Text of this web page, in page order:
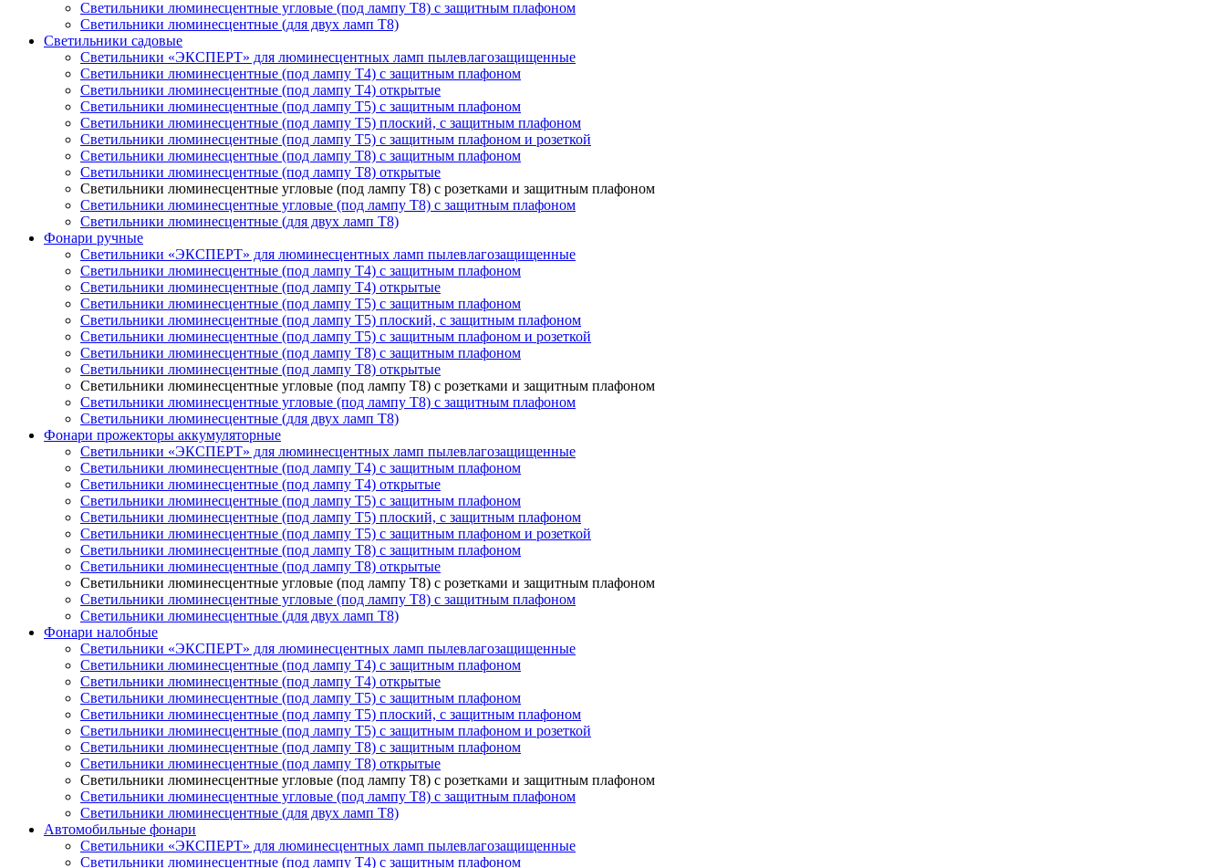
Светильники люминесцентные угловые (под лампу T8) с защитным плафоном
Светильники люминесцентные (для двух ламп T8)
Светильники садовые
Светильники «ЭКСПЕРТ» для люминесцентных ламп пылевлагозащищенные
Светильники люминесцентные (под лампу Т4) с защитным плафоном
Светильники люминесцентные (под лампу Т4) открытые
Светильники люминесцентные (под лампу Т5) с защитным плафоном
Светильники люминесцентные (под лампу Т5) плоский, с защитным плафоном
Светильники люминесцентные (под лампу Т5) с защитным плафоном и розеткой
Светильники люминесцентные (под лампу T8) с защитным плафоном
Светильники люминесцентные (под лампу T8) открытые
Светильники люминесцентные угловые (под лампу T8) с розетками и защитным плафоном
Светильники люминесцентные угловые (под лампу T8) с защитным плафоном
Светильники люминесцентные (для двух ламп T8)
Фонари ручные
Светильники «ЭКСПЕРТ» для люминесцентных ламп пылевлагозащищенные
Светильники люминесцентные (под лампу Т4) с защитным плафоном
Светильники люминесцентные (под лампу Т4) открытые
Светильники люминесцентные (под лампу Т5) с защитным плафоном
Светильники люминесцентные (под лампу Т5) плоский, с защитным плафоном
Светильники люминесцентные (под лампу Т5) с защитным плафоном и розеткой
Светильники люминесцентные (под лампу T8) с защитным плафоном
Светильники люминесцентные (под лампу T8) открытые
Светильники люминесцентные угловые (под лампу T8) с розетками и защитным плафоном
Светильники люминесцентные угловые (под лампу T8) с защитным плафоном
Светильники люминесцентные (для двух ламп T8)
Фонари прожекторы аккумуляторные
Светильники «ЭКСПЕРТ» для люминесцентных ламп пылевлагозащищенные
Светильники люминесцентные (под лампу Т4) с защитным плафоном
Светильники люминесцентные (под лампу Т4) открытые
Светильники люминесцентные (под лампу Т5) с защитным плафоном
Светильники люминесцентные (под лампу Т5) плоский, с защитным плафоном
Светильники люминесцентные (под лампу Т5) с защитным плафоном и розеткой
Светильники люминесцентные (под лампу T8) с защитным плафоном
Светильники люминесцентные (под лампу T8) открытые
Светильники люминесцентные угловые (под лампу T8) с розетками и защитным плафоном
Светильники люминесцентные угловые (под лампу T8) с защитным плафоном
Светильники люминесцентные (для двух ламп T8)
Фонари налобные
Светильники «ЭКСПЕРТ» для люминесцентных ламп пылевлагозащищенные
Светильники люминесцентные (под лампу Т4) с защитным плафоном
Светильники люминесцентные (под лампу Т4) открытые
Светильники люминесцентные (под лампу Т5) с защитным плафоном
Светильники люминесцентные (под лампу Т5) плоский, с защитным плафоном
Светильники люминесцентные (под лампу Т5) с защитным плафоном и розеткой
Светильники люминесцентные (под лампу T8) с защитным плафоном
Светильники люминесцентные (под лампу T8) открытые
Светильники люминесцентные угловые (под лампу T8) с розетками и защитным плафоном
Светильники люминесцентные угловые (под лампу T8) с защитным плафоном
Светильники люминесцентные (для двух ламп T8)
Автомобильные фонари
Светильники «ЭКСПЕРТ» для люминесцентных ламп пылевлагозащищенные
Светильники люминесцентные (под лампу Т4) с защитным плафоном